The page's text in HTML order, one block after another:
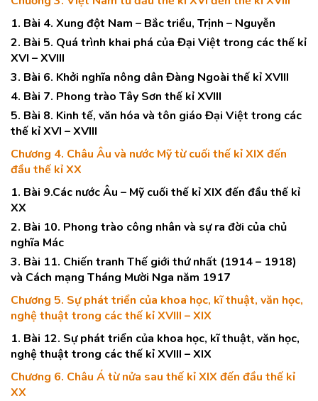
1. Bài 4. Xung đột Nam – Bắc triều, Trịnh – Nguyễn
2. Bài 5. Quá trình khai phá của Đại Việt trong các thế kỉ
XVI – XVIII
3. Bài 6. Khởi nghĩa nông dân Đàng Ngoài thế kỉ XVIII
4. Bài 7. Phong trào Tây Sơn thế kỉ XVIII
5. Bài 8. Kinh tế, văn hóa và tôn giáo Đại Việt trong các
thế kỉ XVI – XVIII
Chương 4. Châu Âu và nước Mỹ từ cuối thế kỉ XIX đến
đầu thế kỉ XX
1. Bài 9.Các nước Âu – Mỹ cuối thế kỉ XIX đến đầu thế kỉ
XX
2. Bài 10. Phong trào công nhân và sự ra đời của chủ
nghĩa Mác
3. Bài 11. Chiến tranh Thế giới thứ nhất (1914 – 1918)
và Cách mạng Tháng Mười Nga năm 1917
Chương 5. Sự phát triển của khoa học, kĩ thuật, văn học,
nghệ thuật trong các thế kỉ XVIII – XIX
1. Bài 12. Sự phát triển của khoa học, kĩ thuật, văn học,
nghệ thuật trong các thế kỉ XVIII – XIX
Chương 6. Châu Á từ nửa sau thế kỉ XIX đến đầu thế kỉ
XX